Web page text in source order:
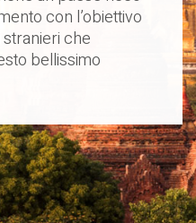
con l’obiettivo
che
bellissimo